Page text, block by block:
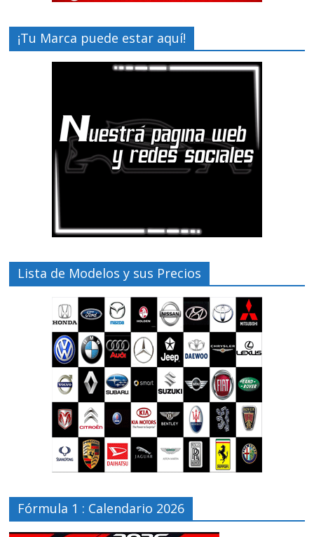
¡Tu Marca puede estar aquí!
Lista de Modelos y sus Precios
Fórmula 1 : Calendario 2026